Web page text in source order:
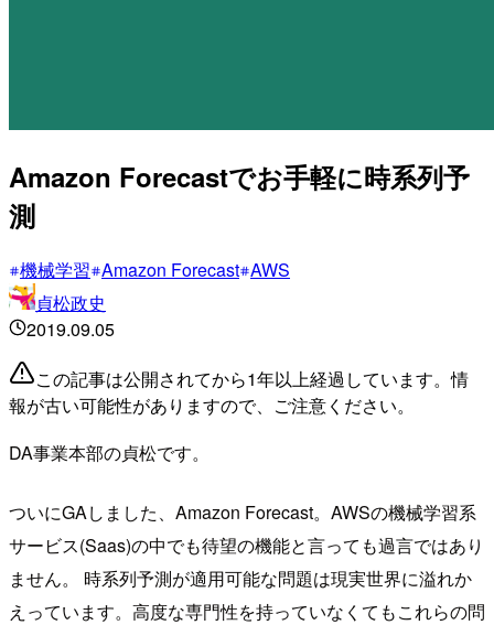
Amazon Forecastでお手軽に時系列予
測
機械学習 Amazon Forecast AWS
貞松政史
2019.09.05
この記事は公開されてから1年以上経過しています。情
報が古い可能性がありますので、ご注意ください。
DA事業本部の貞松です。
ついにGAしました、Amazon Forecast。AWSの機械学習系
サービス(Saas)の中でも待望の機能と言っても過言ではあり
ません。 時系列予測が適用可能な問題は現実世界に溢れか
えっています。高度な専門性を持っていなくてもこれらの問